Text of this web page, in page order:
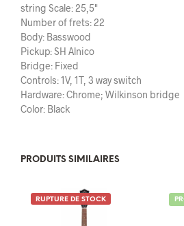
string Scale: 25,5"
Number of frets: 22
Body: Basswood
Pickup: SH Alnico
Bridge: Fixed
Controls: 1V, 1T, 3 way switch
Hardware: Chrome; Wilkinson bridge
Color: Black
PRODUITS SIMILAIRES
RUPTURE DE STOCK